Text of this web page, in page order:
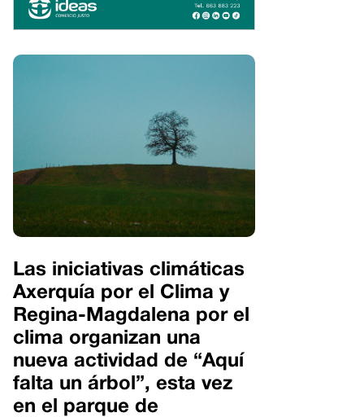
Las iniciativas climáticas
Axerquía por el Clima y
Regina-Magdalena por el
clima organizan una
nueva actividad de “Aquí
falta un árbol”, esta vez
en el parque de